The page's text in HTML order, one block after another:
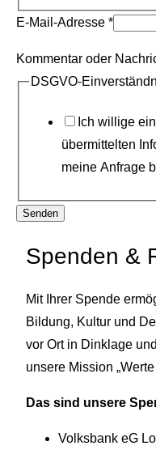
m
e
n
e
E-Mail-Adresse*
Kommentar oder
DSGVO-
Ich willige
übermittelten
meine Anfrage
Senden
Spenden &
Mit Ihrer Spende
Bildung, Kultur und
vor Ort in Dinklage
unsere Mission
Das sind unsere
Volksbank eG